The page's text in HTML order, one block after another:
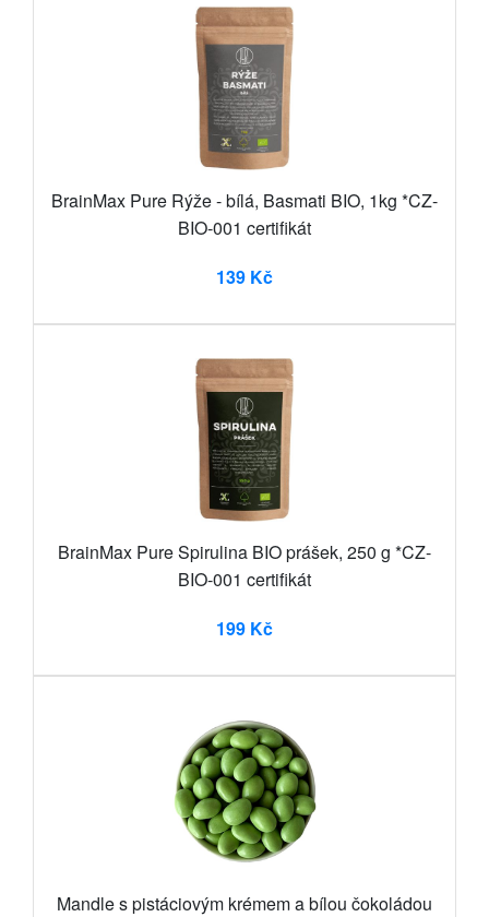
BrainMax Pure Rýže - bílá, Basmati BIO, 1kg *CZ-
BIO-001 certifikát
139 Kč
BrainMax Pure Spirulina BIO prášek, 250 g *CZ-
BIO-001 certifikát
199 Kč
Mandle s pistáciovým krémem a bílou čokoládou